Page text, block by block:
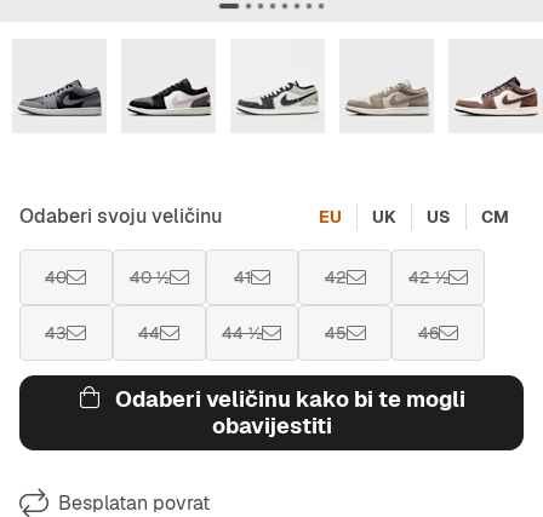
Odaberi svoju veličinu EU UK US CM
40 40 ½ 41 42 42 ½
43 44 44 ½ 45 46
Odaberi veličinu kako bi te mogli
obavijestiti
Besplatan povrat